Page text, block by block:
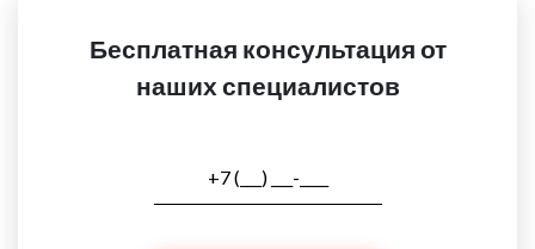
Бесплатная консультация от
наших специалистов